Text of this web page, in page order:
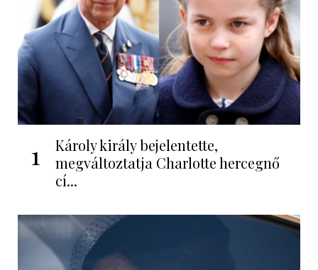
1
Károly király bejelentette,
megváltoztatja Charlotte hercegnő
cí...